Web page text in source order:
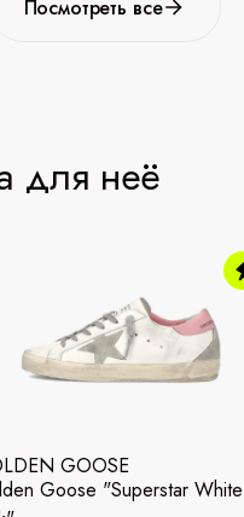
Посмотреть все
для неё
GOOSE
Goose "Superstar White